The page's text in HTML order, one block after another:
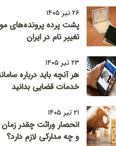
۲۶ تیر ۱۴۰۵
پشت پرده پرونده‌های
تغییر نام در ایران
۲۳ تیر ۱۴۰۵
هر آنچه باید درباره
خدمات قضایی بدانید
۲۱ تیر ۱۴۰۵
انحصار وراثت چقدر
و چه مدارکی لازم دارد؟